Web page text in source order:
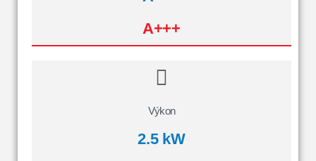
A+++
Výkon
2.5 kW